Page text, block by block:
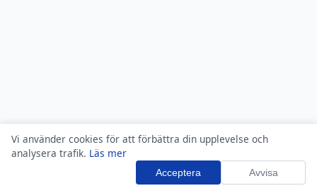
Vi använder cookies för att förbättra din upplevelse och
analysera trafik. Läs mer
Acceptera Avvisa